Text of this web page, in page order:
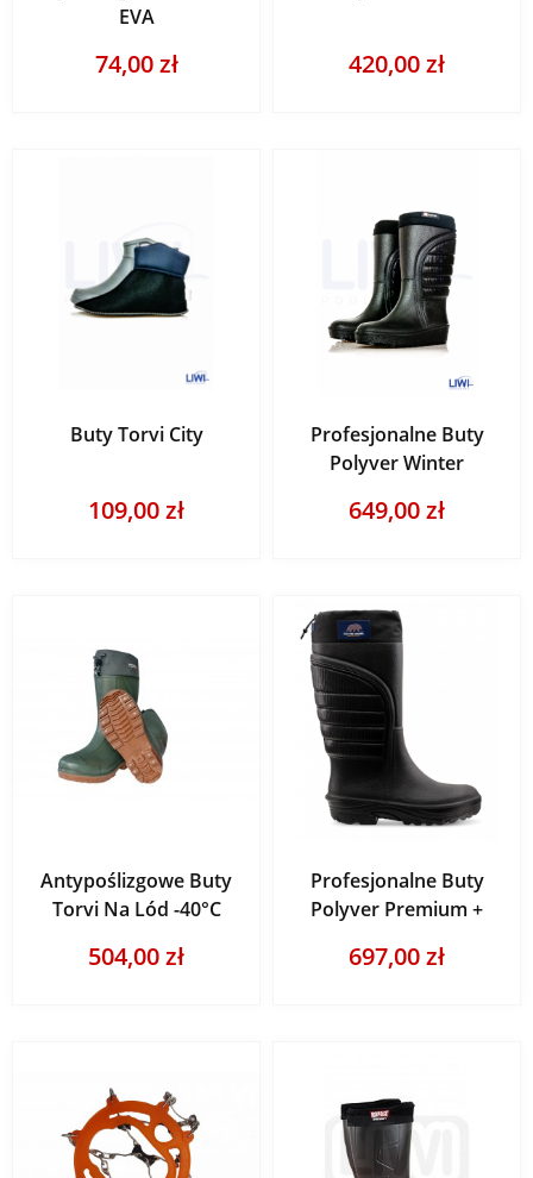
EVA
74,00 zł 420,00 zł
Buty Torvi City
109,00 zł
Profesjonalne Buty
Polyver Winter
649,00 zł
Antypoślizgowe Buty
Torvi Na Lód -40°C
504,00 zł
Profesjonalne Buty
Polyver Premium +
697,00 zł